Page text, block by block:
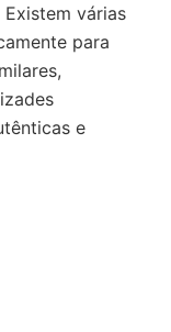
várias
para
e